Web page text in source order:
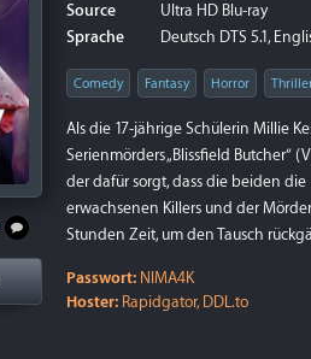
Source
Ultra HD Blu-ray
Sprache
Deutsch DTS 5.1,
Comedy Fantasy Horror
Als die 17-jährige Schülerin Millie
Serienmörders „Blissfield Butcher“
der dafür sorgt, dass die beiden die
erwachsenen Killers und der
Stunden Zeit, um den Tausch
Passwort: NIMA4K
Hoster: Rapidgator, DDL.to